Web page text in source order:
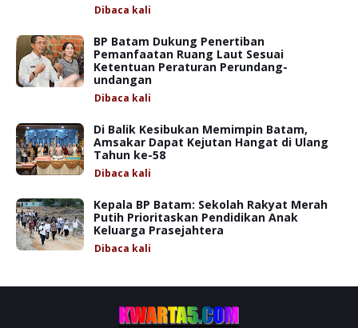
Dibaca kali
BP Batam Dukung Penertiban
Pemanfaatan Ruang Laut Sesuai
Ketentuan Peraturan Perundang-
undangan
Dibaca kali
Di Balik Kesibukan Memimpin Batam,
Amsakar Dapat Kejutan Hangat di Ulang
Tahun ke-58
Dibaca kali
Kepala BP Batam: Sekolah Rakyat Merah
Putih Prioritaskan Pendidikan Anak
Keluarga Prasejahtera
Dibaca kali